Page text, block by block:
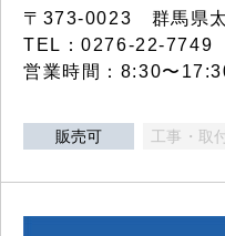
〒373-0023 群馬県
TEL：0276-22-7749
営業時間：8:30〜
販売可 工事・取